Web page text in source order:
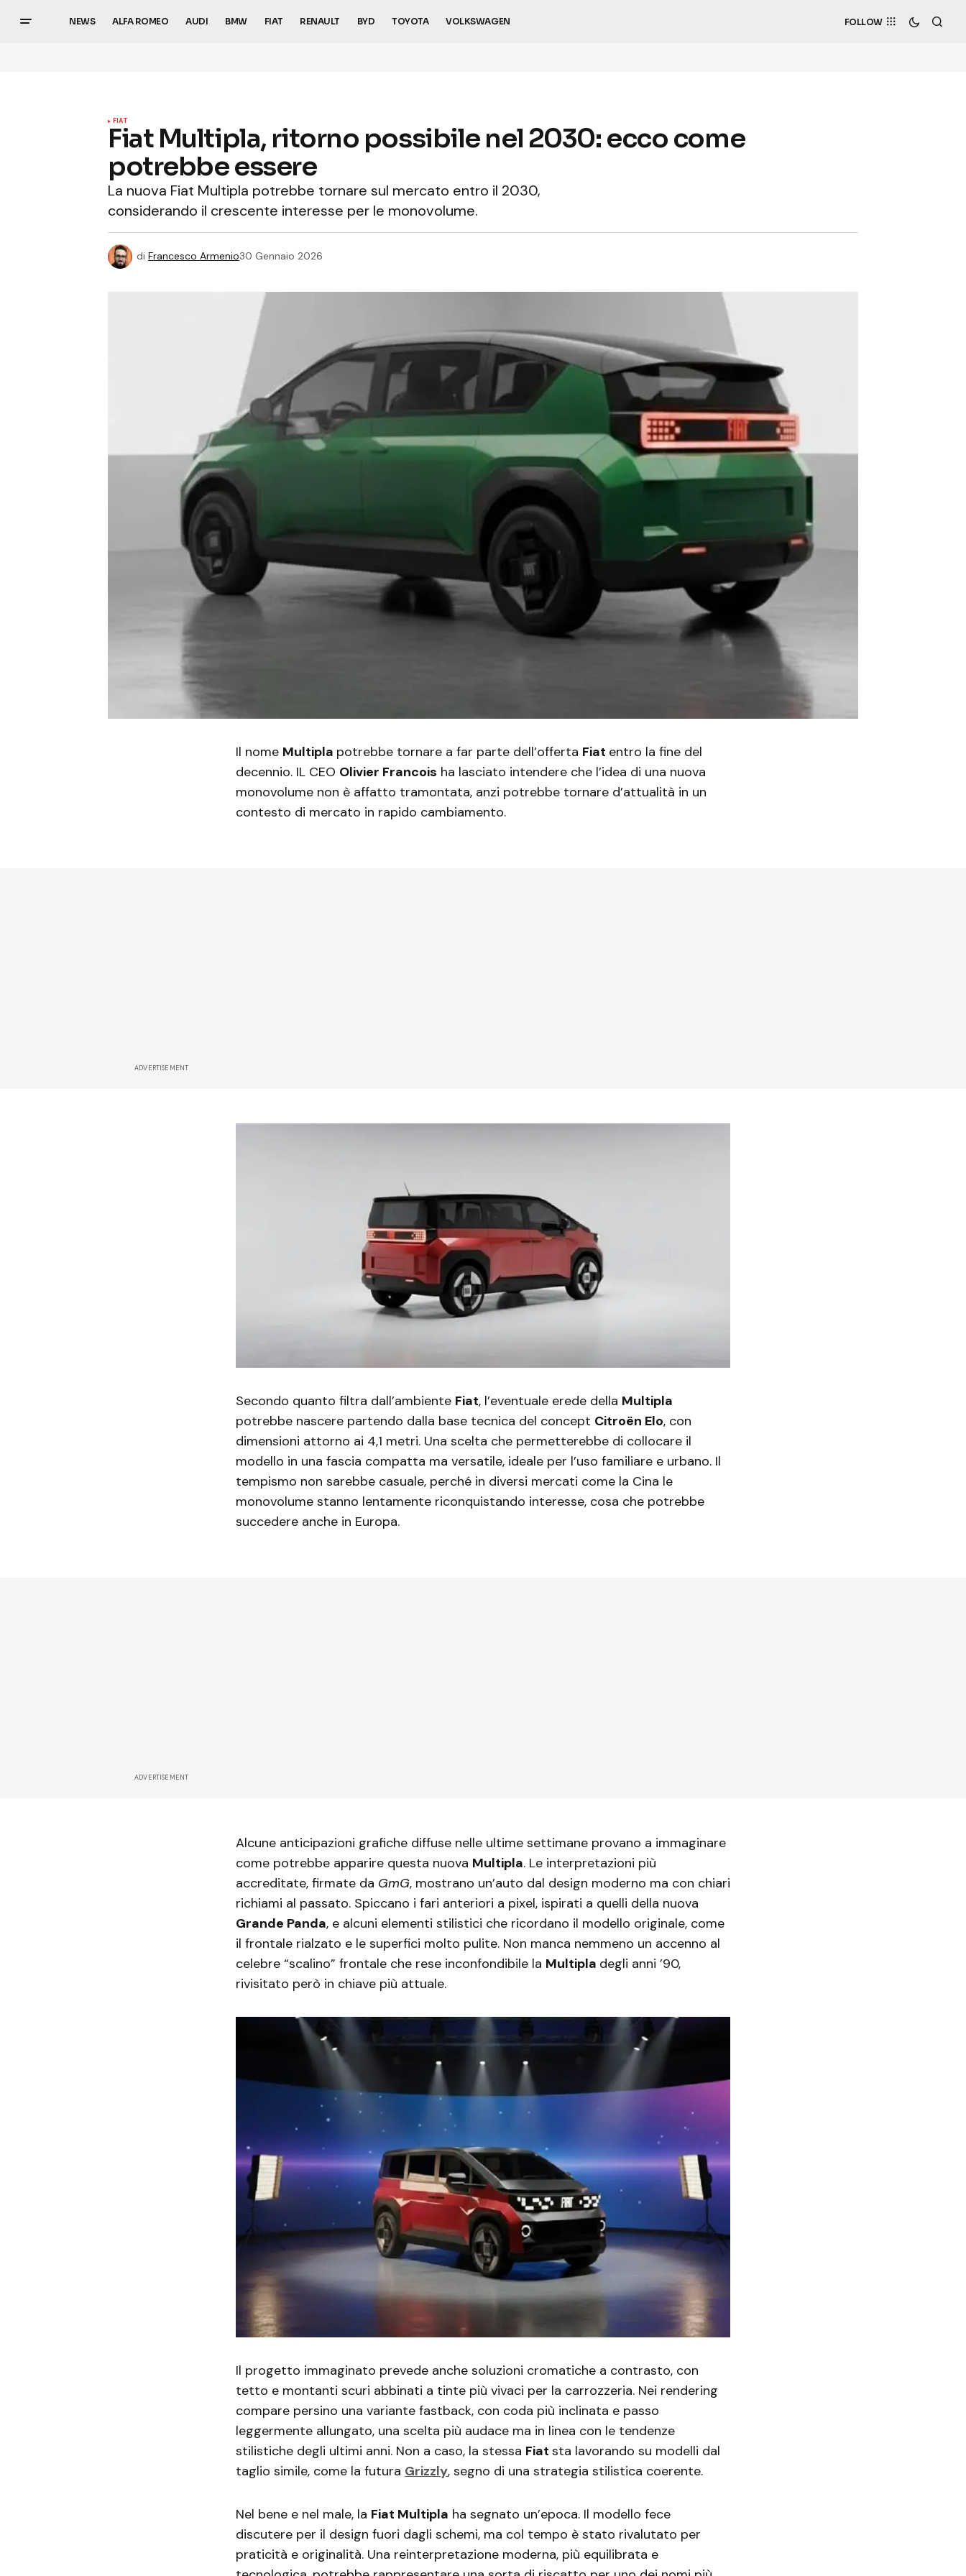
NEWS ALFA ROMEO AUDI BMW FIAT RENAULT BYD TOYOTA VOLKSWAGEN FOLLOW
FIAT
Fiat Multipla, ritorno possibile nel 2030: ecco come
potrebbe essere
La nuova Fiat Multipla potrebbe tornare sul mercato entro il 2030,
considerando il crescente interesse per le monovolume.
di Francesco Armenio30 Gennaio 2026
Il nome Multipla potrebbe tornare a far parte dell’offerta Fiat entro la fine del
decennio. IL CEO Olivier Francois ha lasciato intendere che l’idea di una nuova
monovolume non è affatto tramontata, anzi potrebbe tornare d’attualità in un
contesto di mercato in rapido cambiamento.
ADVERTISEMENT
Secondo quanto filtra dall’ambiente Fiat, l’eventuale erede della Multipla
potrebbe nascere partendo dalla base tecnica del concept Citroën Elo, con
dimensioni attorno ai 4,1 metri. Una scelta che permetterebbe di collocare il
modello in una fascia compatta ma versatile, ideale per l’uso familiare e urbano. Il
tempismo non sarebbe casuale, perché in diversi mercati come la Cina le
monovolume stanno lentamente riconquistando interesse, cosa che potrebbe
succedere anche in Europa.
ADVERTISEMENT
Alcune anticipazioni grafiche diffuse nelle ultime settimane provano a immaginare
come potrebbe apparire questa nuova Multipla. Le interpretazioni più
accreditate, firmate da GmG, mostrano un’auto dal design moderno ma con chiari
richiami al passato. Spiccano i fari anteriori a pixel, ispirati a quelli della nuova
Grande Panda, e alcuni elementi stilistici che ricordano il modello originale, come
il frontale rialzato e le superfici molto pulite. Non manca nemmeno un accenno al
celebre “scalino” frontale che rese inconfondibile la Multipla degli anni ’90,
rivisitato però in chiave più attuale.
Il progetto immaginato prevede anche soluzioni cromatiche a contrasto, con
tetto e montanti scuri abbinati a tinte più vivaci per la carrozzeria. Nei rendering
compare persino una variante fastback, con coda più inclinata e passo
leggermente allungato, una scelta più audace ma in linea con le tendenze
stilistiche degli ultimi anni. Non a caso, la stessa Fiat sta lavorando su modelli dal
taglio simile, come la futura Grizzly, segno di una strategia stilistica coerente.
Nel bene e nel male, la Fiat Multipla ha segnato un’epoca. Il modello fece
discutere per il design fuori dagli schemi, ma col tempo è stato rivalutato per
praticità e originalità. Una reinterpretazione moderna, più equilibrata e